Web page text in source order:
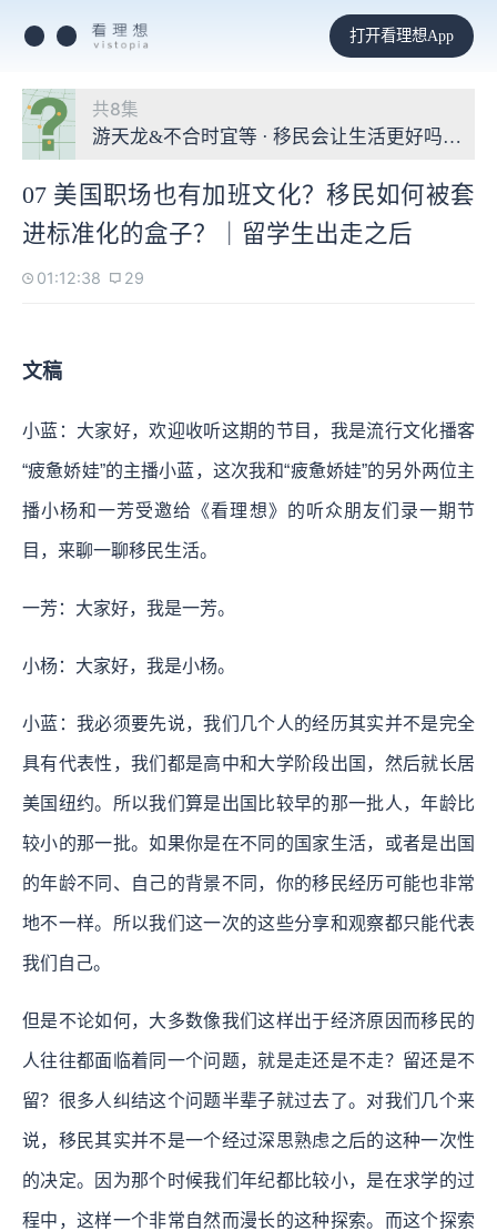
打开看理想App
共8集
游天龙&不合时宜等 · 移民会让生活更好吗？我
07 美国职场也有加班文化？移民如何被套
进标准化的盒子？｜留学生出走之后
01:12:38 29
文稿
小蓝：大家好，欢迎收听这期的节目，我是流行文化播客
“疲惫娇娃”的主播小蓝，这次我和“疲惫娇娃”的另外两位主
播小杨和一芳受邀给《看理想》的听众朋友们录一期节
目，来聊一聊移民生活。
一芳：大家好，我是一芳。
小杨：大家好，我是小杨。
小蓝：我必须要先说，我们几个人的经历其实并不是完全
具有代表性，我们都是高中和大学阶段出国，然后就长居
美国纽约。所以我们算是出国比较早的那一批人，年龄比
较小的那一批。如果你是在不同的国家生活，或者是出国
的年龄不同、自己的背景不同，你的移民经历可能也非常
地不一样。所以我们这一次的这些分享和观察都只能代表
我们自己。
但是不论如何，大多数像我们这样出于经济原因而移民的
人往往都面临着同一个问题，就是走还是不走？留还是不
留？很多人纠结这个问题半辈子就过去了。对我们几个来
说，移民其实并不是一个经过深思熟虑之后的这种一次性
的决定。因为那个时候我们年纪都比较小，是在求学的过
程中，这样一个非常自然而漫长的这种探索。而这个探索